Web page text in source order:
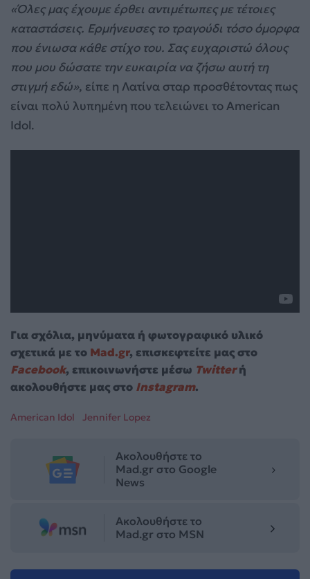
«Όλες μας έχουμε έρθει αντιμέτωπες με τέτοιες
καταστάσεις. Ερμήνευσες το τραγούδι τόσο όμορφα
που ένιωσα κάθε στίχο του. Σας ευχαριστώ όλους
που μου δώσατε την ευκαιρία να ζήσω αυτή τη
στιγμή εδώ», είπε η Λατίνα σταρ προσθέτοντας πως
είναι πολύ λυπημένη που τελειώνει το American
Idol.
Για σχόλια, μηνύματα ή φωτογραφικό υλικό
σχετικά με το Mad.gr, επισκεφτείτε μας στο
Facebook, επικοινωνήστε μέσω Twitterή
ακολουθήστε μας στο Instagram.
American Idol Jennifer Lopez
Ακολουθήστε το
Mad.gr στο Google
News
Ακολουθήστε το
Mad.gr στο MSN